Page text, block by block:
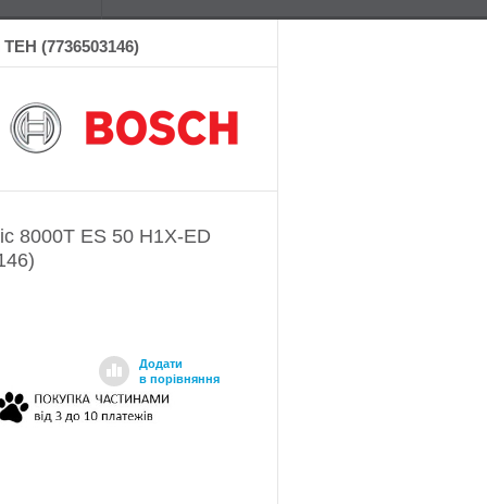
ТЕН (7736503146)
8000T ES 50 H1X-ED
Додати
в порівняння